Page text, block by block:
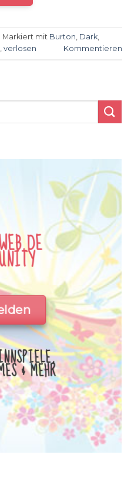
Markiert mit Burton, Dark,
, verlosen Kommentieren
& MEHR